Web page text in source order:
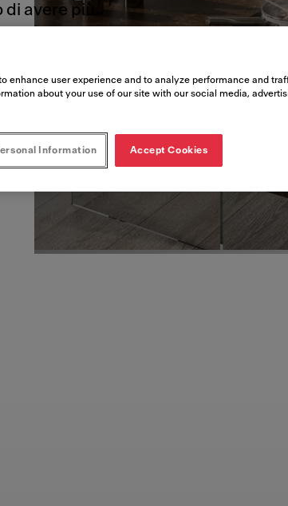
avere più
e
enhance user experience and to analyze performance and
about your use of our site with our social media,
Information Accept Cookies